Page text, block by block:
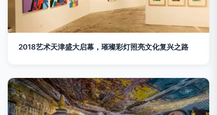
2018艺术天津盛大启幕，璀璨彩灯照亮文化复兴之路